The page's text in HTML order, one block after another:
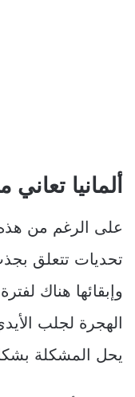
ألمانيا
على الرغم من
تحديات تتعلق
وإبقائها هناك
الهجرة لجلب
يحل المشكلة